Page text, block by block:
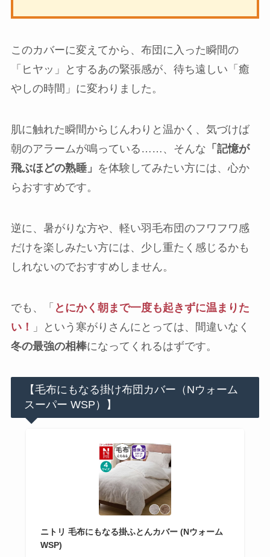
このカバーに変えてから、布団に入った瞬間の
「ヒヤッ」とするあの緊張感が、待ち遠しい「癒
やしの時間」に変わりました。
肌に触れた瞬間からじんわりと温かく、気づけば
朝のアラームが鳴っている……、そんな 「記憶が
飛ぶほどの熟睡」 を体験してみたい方には、心か
らおすすめです。
逆に、暑がりな方や、軽い羽毛布団のフワフワ感
だけを楽しみたい方には、少し重たく感じるかも
しれないのでおすすめしません。
でも、「 とにかく朝まで一度も起きずに温まりた
い！
」という寒がりさんにとっては、間違いなく
冬の最強の相棒になってくれるはずです。
【毛布にもなる掛け布団カバー（Nウォーム
スーパー WSP）】
ニトリ 毛布にもなる掛ふとんカバー (Nウォーム
WSP)